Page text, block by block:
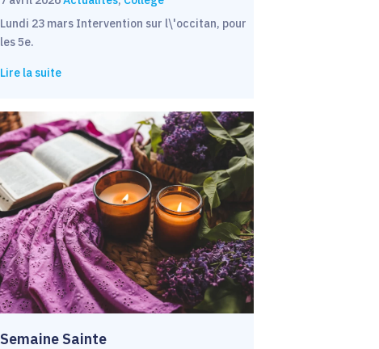
Lundi 23 mars Intervention sur l\'occitan, pour
les 5e.
Lire la suite
Semaine Sainte